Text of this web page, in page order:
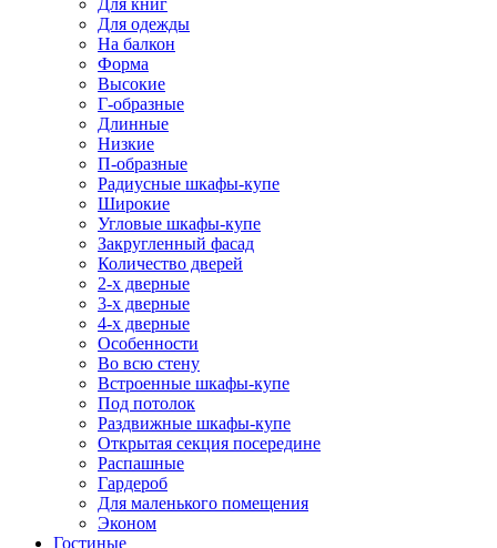
Для книг
Для одежды
На балкон
Форма
Высокие
Г-образные
Длинные
Низкие
П-образные
Радиусные шкафы-купе
Широкие
Угловые шкафы-купе
Закругленный фасад
Количество дверей
2-х дверные
3-х дверные
4-х дверные
Особенности
Во всю стену
Встроенные шкафы-купе
Под потолок
Раздвижные шкафы-купе
Открытая секция посередине
Распашные
Гардероб
Для маленького помещения
Эконом
Гостиные